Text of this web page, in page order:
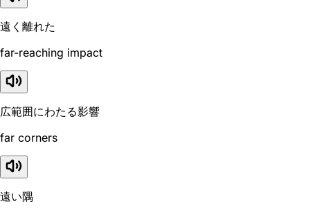
遠く離れた
far-reaching impact
広範囲にわたる影響
far corners
遠い隅